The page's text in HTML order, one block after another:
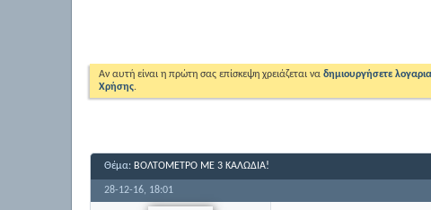
Αν αυτή είναι η πρώτη σας επίσκεψη χρειάζεται ναδημιουργήσετε
Χρήσης.
Θέμα: ΒΟΛΤΌΜΕΤΡΟ ΜΕ 3 ΚΑΛΩΔΙΑ!
28-12-16, 18:01